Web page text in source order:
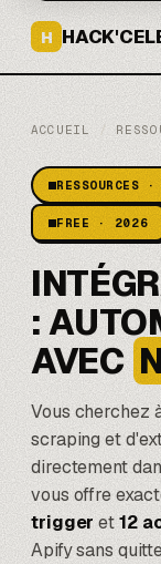
H
ACCUEIL /
RESSOURCES
FREE · 2026
:
AVEC
Vous cherchez
scraping et
directement
vous offre
trigger et12
Apify sans